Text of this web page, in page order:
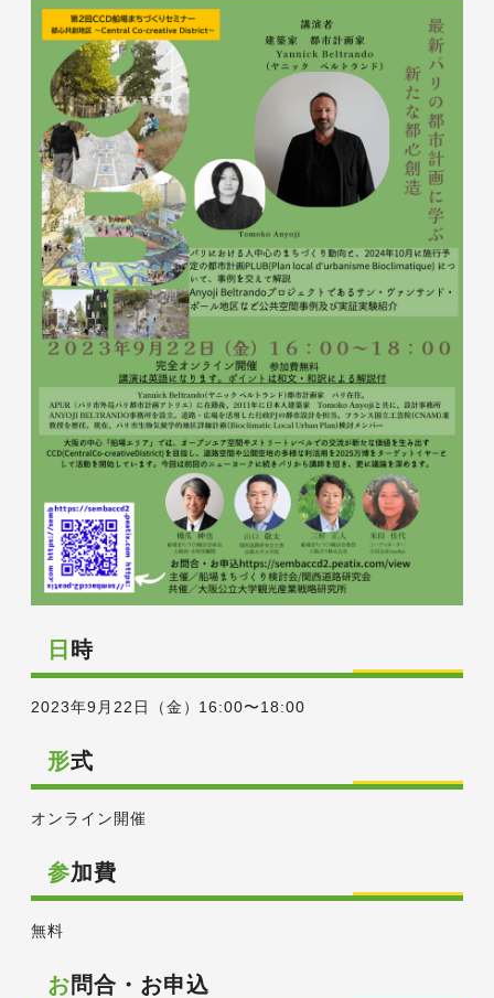
日時
2023年9月22日（金）16:00〜18:00
形式
オンライン開催
参加費
無料
お問合・お申込